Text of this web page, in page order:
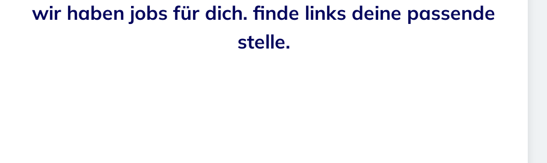
wir haben jobs für dich. finde links deine passende
stelle.